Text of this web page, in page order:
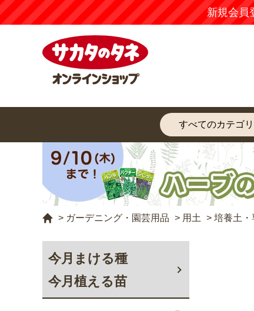
新規会員
> ガーデニング・園芸用品 > 用土 > 培養土・
今月まける種
今月植える苗